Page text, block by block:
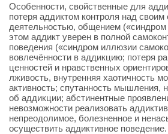
Особенности, свойственные для
потеря аддиктом контроля над своим
деятельностью, общением («синдром
этом аддикт уверен в полной
поведения («синдром иллюзии
вовлечённости в аддикцию; потеря
ценностей и нравственных
лживость, внутренняя хаотичность
активность; спутанность мышления,
об аддикции; абстинентные
невозможности реализовать
непреодолимое, болезненное и
осуществить аддиктивное поведение.